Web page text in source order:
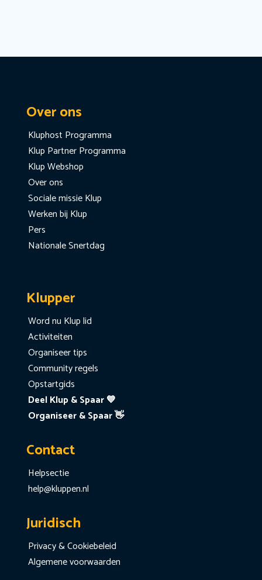
Over ons
Kluphost Programma
Klup Partner Programma
Klup Webshop
Over ons
Sociale missie Klup
Werken bij Klup
Pers
Nationale Snertdag
Klupper
Word nu Klup lid
Activiteiten
Organiseer tips
Community regels
Opstartgids
Deel Klup & Spaar 💙
Organiseer & Spaar 👋
Contact
Helpsectie
help@kluppen.nl
Juridisch
Privacy & Cookiebeleid
Algemene voorwaarden